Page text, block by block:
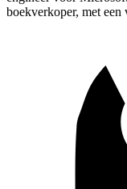
boekverkoper, met